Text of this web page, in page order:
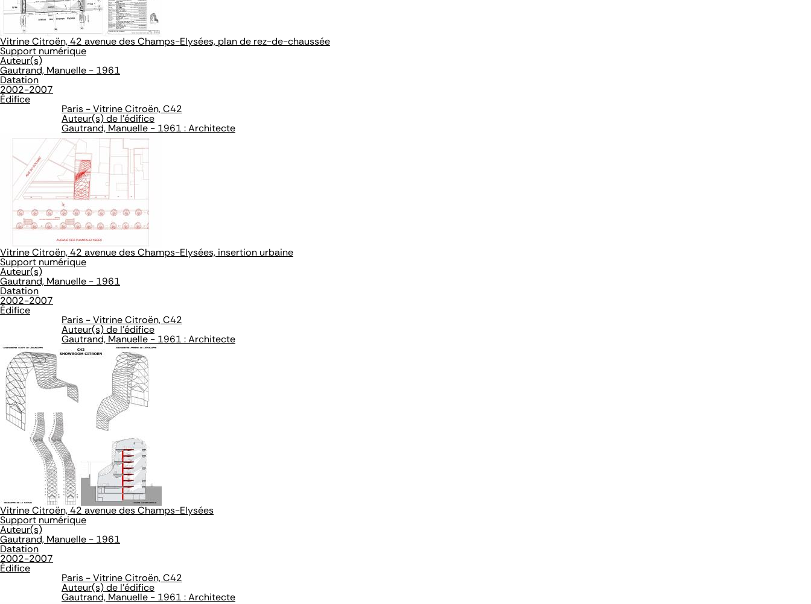
Vitrine Citroën, 42 avenue des Champs-Elysées, plan de rez-de-chaussée
Support numérique
Auteur(s)
Gautrand, Manuelle - 1961
Datation
2002-2007
Édifice
Paris - Vitrine Citroën, C42
Auteur(s) de l'édifice
Gautrand, Manuelle - 1961 : Architecte
Vitrine Citroën, 42 avenue des Champs-Elysées, insertion urbaine
Support numérique
Auteur(s)
Gautrand, Manuelle - 1961
Datation
2002-2007
Édifice
Paris - Vitrine Citroën, C42
Auteur(s) de l'édifice
Gautrand, Manuelle - 1961 : Architecte
Vitrine Citroën, 42 avenue des Champs-Elysées
Support numérique
Auteur(s)
Gautrand, Manuelle - 1961
Datation
2002-2007
Édifice
Paris - Vitrine Citroën, C42
Auteur(s) de l'édifice
Gautrand, Manuelle - 1961 : Architecte